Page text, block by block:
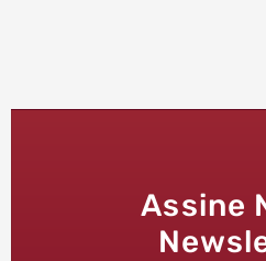
Assine